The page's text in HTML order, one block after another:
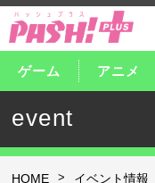
ゲーム アニメ
event
HOME > イベント情報